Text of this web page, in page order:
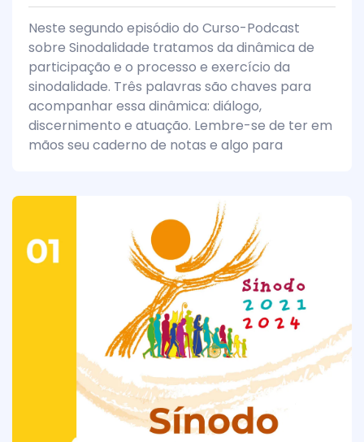
Neste segundo episódio do Curso-Podcast
sobre Sinodalidade tratamos da dinâmica de
participação e o processo e exercício da
sinodalidade. Três palavras são chaves para
acompanhar essa dinâmica: diálogo,
discernimento e atuação. Lembre-se de ter em
mãos seu caderno de notas e algo para